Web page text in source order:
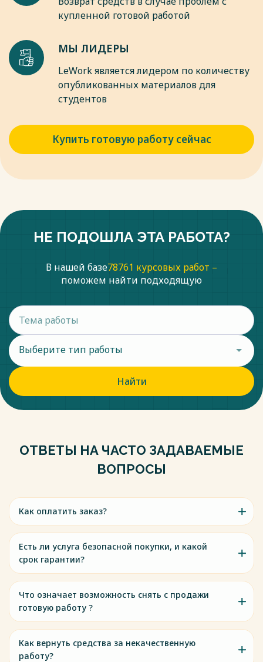
127-130.
купленной готовой работой
МЫ ЛИДЕРЫ
LeWork является лидером по количеству
опубликованных материалов для
студентов
Купить готовую работу сейчас
НЕ ПОДОШЛА ЭТА РАБОТА?
В нашей базе78761 курсовых работ –
поможем найти подходящую
Выберите тип работы
Найти
ОТВЕТЫ НА ЧАСТО ЗАДАВАЕМЫЕ
ВОПРОСЫ
Как оплатить заказ?
Есть ли услуга безопасной покупки, и какой
срок гарантии?
Что означает возможность снять с продажи
готовую работу ?
Как вернуть средства за некачественную
работу?